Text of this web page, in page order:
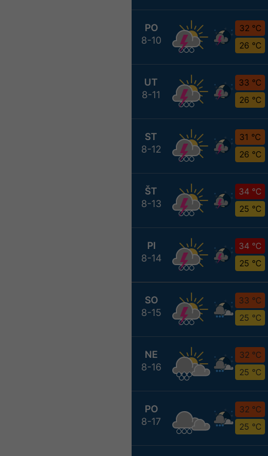
PO
8-10
32 °C
26 °C
UT
8-11
33 °C
26 °C
ST
8-12
31 °C
26 °C
ŠT
8-13
34 °C
25 °C
PI
8-14
34 °C
25 °C
SO
8-15
33 °C
25 °C
NE
8-16
32 °C
25 °C
PO
8-17
32 °C
25 °C